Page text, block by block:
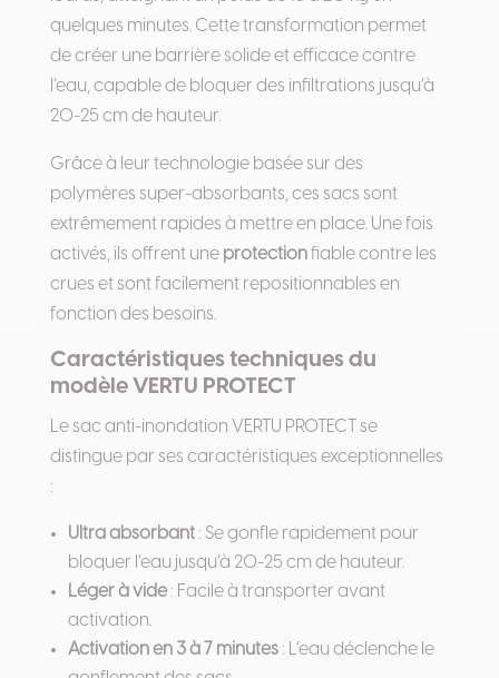
quelques minutes. Cette transformation permet
de créer une barrière solide et efficace contre
l’eau, capable de bloquer des infiltrations jusqu’à
20-25 cm de hauteur.
Grâce à leur technologie basée sur des
polymères super-absorbants, ces sacs sont
extrêmement rapides à mettre en place. Une fois
activés, ils offrent une protectionfiable contre les
crues et sont facilement repositionnables en
fonction des besoins.
Caractéristiques techniques du
modèle VERTU PROTECT
Le sac anti-inondation VERTU PROTECT se
distingue par ses caractéristiques exceptionnelles
:
Ultra absorbant: Se gonfle rapidement pour
bloquer l’eau jusqu’à 20-25 cm de hauteur.
Léger à vide: Facile à transporter avant
activation.
Activation en 3 à 7 minutes: L’eau déclenche le